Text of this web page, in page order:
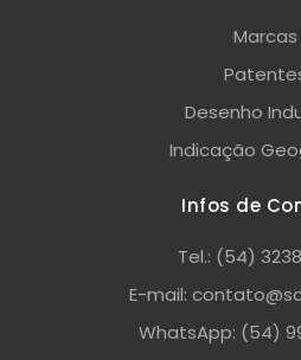
Marcas
Desenho
Indicação
Infos de
Tel.: (54)
E-mail:
WhatsApp: (54)